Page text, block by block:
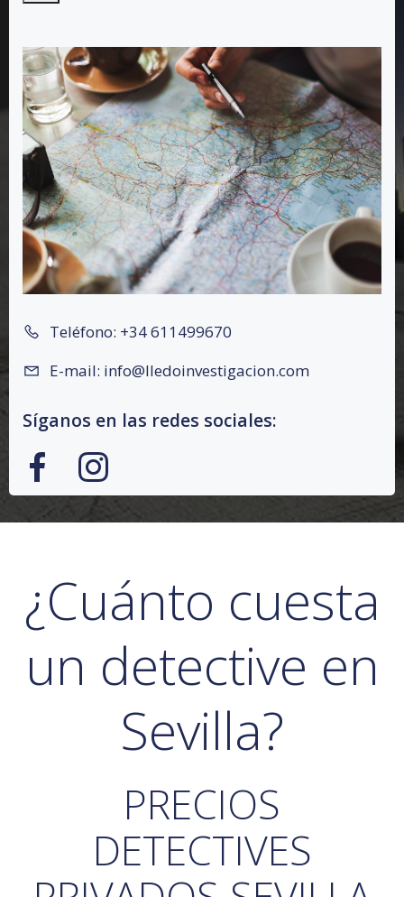
Teléfono: +34 611499670
E-mail: info@lledoinvestigacion.com
Síganos en las redes sociales:
¿Cuánto cuesta
un detective en
Sevilla?
PRECIOS
DETECTIVES